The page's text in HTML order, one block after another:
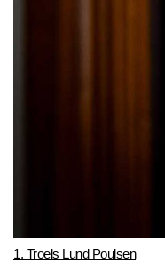
1. Troels Lund Poulsen